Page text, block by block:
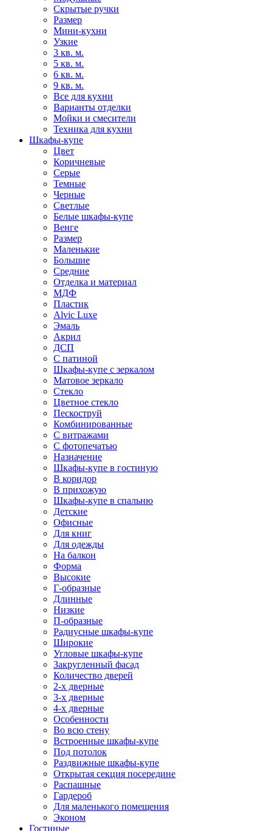
Скрытые ручки
Размер
Мини-кухни
Узкие
3 кв. м.
5 кв. м.
6 кв. м.
9 кв. м.
Все для кухни
Варианты отделки
Мойки и смесители
Техника для кухни
Шкафы-купе
Цвет
Коричневые
Серые
Темные
Черные
Светлые
Белые шкафы-купе
Венге
Размер
Маленькие
Большие
Средние
Отделка и материал
МДФ
Пластик
Alvic Luxe
Эмаль
Акрил
ДСП
С патиной
Шкафы-купе с зеркалом
Матовое зеркало
Стекло
Цветное стекло
Пескоструй
Комбинированные
С витражами
С фотопечатью
Назначение
Шкафы-купе в гостиную
В коридор
В прихожую
Шкафы-купе в спальню
Детские
Офисные
Для книг
Для одежды
На балкон
Форма
Высокие
Г-образные
Длинные
Низкие
П-образные
Радиусные шкафы-купе
Широкие
Угловые шкафы-купе
Закругленный фасад
Количество дверей
2-х дверные
3-х дверные
4-х дверные
Особенности
Во всю стену
Встроенные шкафы-купе
Под потолок
Раздвижные шкафы-купе
Открытая секция посередине
Распашные
Гардероб
Для маленького помещения
Эконом
Гостиные